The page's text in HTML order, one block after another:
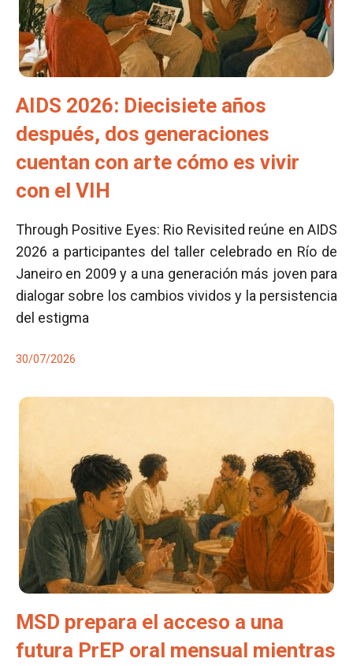
AIDS 2026: Diecisiete años
después, dos generaciones
cuentan con arte cómo es vivir
con el VIH
Through Positive Eyes: Rio Revisited reúne en AIDS
2026 a participantes del taller celebrado en Río de
Janeiro en 2009 y a una generación más joven para
dialogar sobre los cambios vividos y la persistencia
del estigma
30/07/2026
MSD prepara el acceso a una
futura PrEP oral mensual mientras